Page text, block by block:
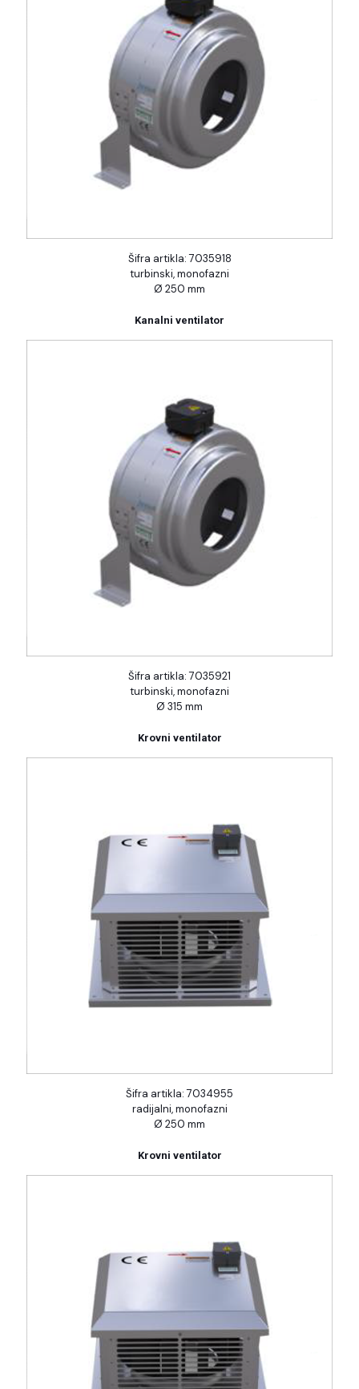
Šifra artikla: 7035918
turbinski, monofazni
Ø 250 mm
Kanalni ventilator
Šifra artikla: 7035921
turbinski, monofazni
Ø 315 mm
Krovni ventilator
Šifra artikla: 7034955
radijalni, monofazni
Ø 250 mm
Krovni ventilator